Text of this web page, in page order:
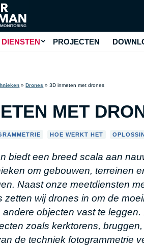
PROJECTEN
»Drones »3D inmeten met drones
MET
HOE WERKT HET
biedt een breed scala aan
om gebouwen, terreinen
Naast onze meetdiensten
zetten wij drones in om de
objecten vast te
zoals kerktorens,
de techniek fotogrammetrie